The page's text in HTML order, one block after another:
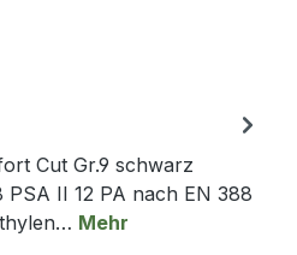
Cut Gr.9 schwarz
II 12 PA nach EN 388
Mehr